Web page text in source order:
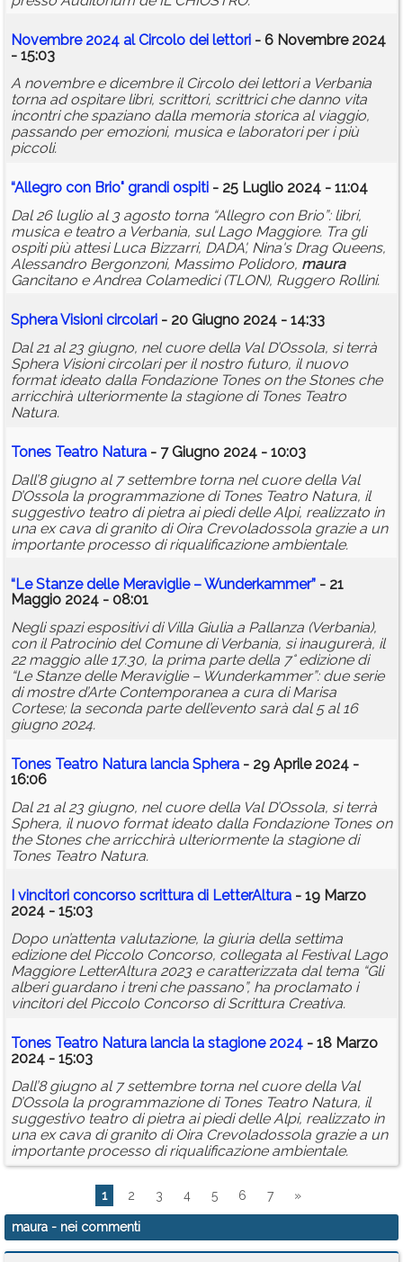
Novembre 2024 al Circolo dei lettori - 6 Novembre 2024
- 15:03
A novembre e dicembre il Circolo dei lettori a Verbania
torna ad ospitare libri, scrittori, scrittrici che danno vita
incontri che spaziano dalla memoria storica al viaggio,
passando per emozioni, musica e laboratori per i più
piccoli.
“Allegro con Brio" grandi ospiti - 25 Luglio 2024 - 11:04
Dal 26 luglio al 3 agosto torna “Allegro con Brio”: libri,
musica e teatro a Verbania, sul Lago Maggiore. Tra gli
ospiti più attesi Luca Bizzarri, DADA', Nina's Drag Queens,
Alessandro Bergonzoni, Massimo Polidoro, maura
Gancitano e Andrea Colamedici (TLON), Ruggero Rollini.
Sphera Visioni circolari - 20 Giugno 2024 - 14:33
Dal 21 al 23 giugno, nel cuore della Val D’Ossola, si terrà
Sphera Visioni circolari per il nostro futuro, il nuovo
format ideato dalla Fondazione Tones on the Stones che
arricchirà ulteriormente la stagione di Tones Teatro
Natura.
Tones Teatro Natura - 7 Giugno 2024 - 10:03
Dall’8 giugno al 7 settembre torna nel cuore della Val
D’Ossola la programmazione di Tones Teatro Natura, il
suggestivo teatro di pietra ai piedi delle Alpi, realizzato in
una ex cava di granito di Oira Crevoladossola grazie a un
importante processo di riqualificazione ambientale.
“Le Stanze delle Meraviglie – Wunderkammer” - 21
Maggio 2024 - 08:01
Negli spazi espositivi di Villa Giulia a Pallanza (Verbania),
con il Patrocinio del Comune di Verbania, si inaugurerà, il
22 maggio alle 17.30, la prima parte della 7° edizione di
“Le Stanze delle Meraviglie – Wunderkammer”: due serie
di mostre d’Arte Contemporanea a cura di Marisa
Cortese; la seconda parte dell’evento sarà dal 5 al 16
giugno 2024.
Tones Teatro Natura lancia Sphera - 29 Aprile 2024 -
16:06
Dal 21 al 23 giugno, nel cuore della Val D’Ossola, si terrà
Sphera, il nuovo format ideato dalla Fondazione Tones on
the Stones che arricchirà ulteriormente la stagione di
Tones Teatro Natura.
I vincitori concorso scrittura di LetterAltura - 19 Marzo
2024 - 15:03
Dopo un’attenta valutazione, la giuria della settima
edizione del Piccolo Concorso, collegata al Festival Lago
Maggiore LetterAltura 2023 e caratterizzata dal tema “Gli
alberi guardano i treni che passano”, ha proclamato i
vincitori del Piccolo Concorso di Scrittura Creativa.
Tones Teatro Natura lancia la stagione 2024 - 18 Marzo
2024 - 15:03
Dall’8 giugno al 7 settembre torna nel cuore della Val
D’Ossola la programmazione di Tones Teatro Natura, il
suggestivo teatro di pietra ai piedi delle Alpi, realizzato in
una ex cava di granito di Oira Crevoladossola grazie a un
importante processo di riqualificazione ambientale.
1 2 3 4 5 6 7 »
maura - nei commenti